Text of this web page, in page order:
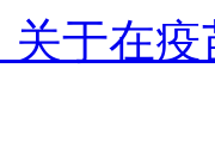
于在